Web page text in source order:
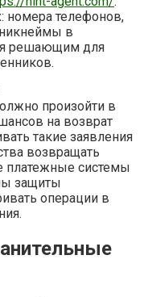
номера телефонов,
никнеймы в
решающим для
произойти в
на возврат
такие заявления
возвращать
платежные системы
защиты
операции в